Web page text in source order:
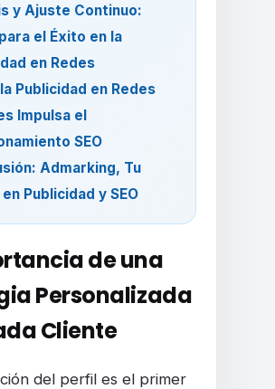
y Ajuste Continuo:
el Éxito en la
en Redes
Publicidad en Redes
Impulsa el
SEO
Admarking, Tu
Publicidad y SEO
de una
Personalizada
Cliente
del perfil es el primer